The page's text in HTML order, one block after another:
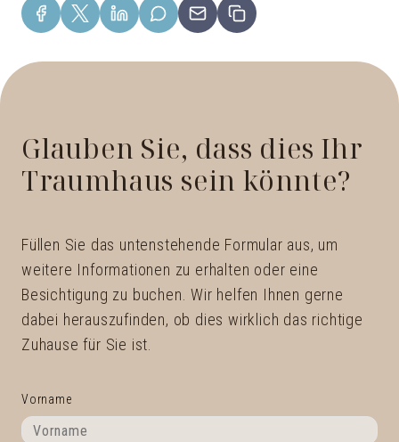
Glauben Sie, dass dies Ihr
Traumhaus sein könnte?
Füllen Sie das untenstehende Formular aus, um
weitere Informationen zu erhalten oder eine
Besichtigung zu buchen. Wir helfen Ihnen gerne
dabei herauszufinden, ob dies wirklich das richtige
Zuhause für Sie ist.
Vorname